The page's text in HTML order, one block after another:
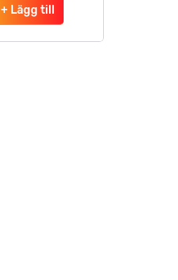
+ Lägg till